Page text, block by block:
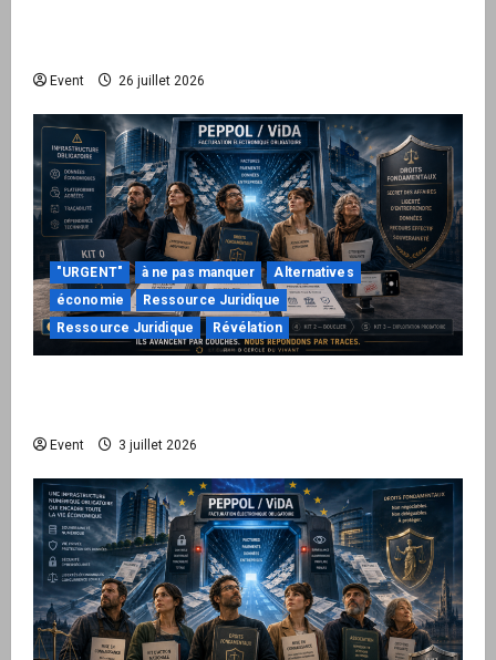
Event 26 juillet 2026
"URGENT" à ne pas manquer
Alternatives
économie
Ressource Juridique
Ressource Juridique
Révélation
Event 3 juillet 2026